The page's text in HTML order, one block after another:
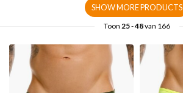
SHOW MORE PRODUCTS
Toon 25-48van 166